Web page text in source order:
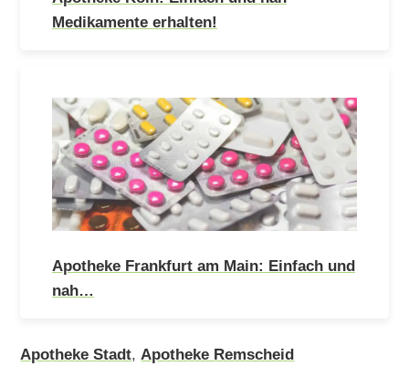
Medikamente erhalten!
Apotheke Frankfurt am Main: Einfach und
nah…
Apotheke Stadt,Apotheke Remscheid